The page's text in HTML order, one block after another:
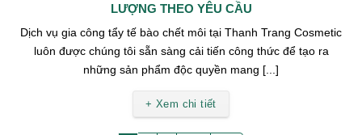
LƯỢNG THEO YÊU CẦU
Dịch vụ gia công tẩy tế bào chết môi tại Thanh Trang Cosmetic
luôn được chúng tôi sẵn sàng cải tiến công thức để tạo ra
những sản phẩm độc quyền mang [...]
+ Xem chi tiết